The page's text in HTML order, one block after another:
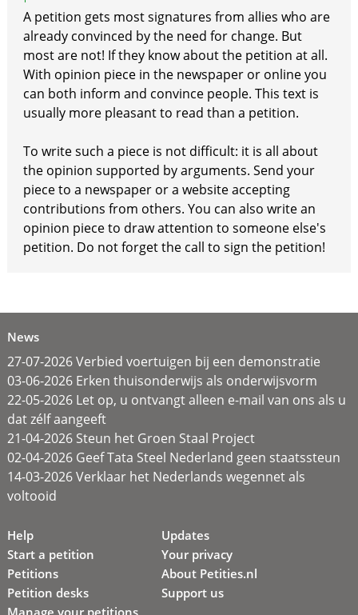
A petition gets most signatures from allies who are
already convinced by the need for change. But
most are not! If they know about the petition at all.
With opinion piece in the newspaper or online you
can both inform and convince people. This text is
usually more pleasant to read than a petition.
To write such a piece is not difficult: it is all about
the opinion supported by arguments. Send your
piece to a newspaper or a website accepting
contributions from others. You can also write an
opinion piece to draw attention to someone else's
petition. Do not forget the call to sign the petition!
News
27-07-2026 Verbied voertuigen bij een demonstratie
03-06-2026 Erken thuisonderwijs als onderwijsvorm
22-05-2026 Let op, u ontvangt alleen e-mail van ons als u
dat zélf aangeeft
21-04-2026 Steun het Groen Staal Project
02-04-2026 Geef Tata Steel Nederland geen staatssteun
14-03-2026 Verklaar het Nederlands wegennet als
voltooid
Help
Start a petition
Petitions
Petition desks
Manage your petitions
Updates
Your privacy
About Petities.nl
Support us